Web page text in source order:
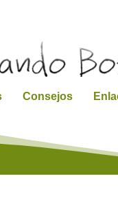
Consejos